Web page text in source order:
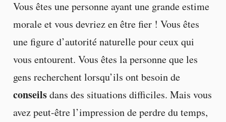
Vous êtes une personne ayant une grande estime
morale et vous devriez en être fier ! Vous êtes
une figure d’autorité naturelle pour ceux qui
vous entourent. Vous êtes la personne que les
gens recherchent lorsqu’ils ont besoin de
conseilsdans des situations difficiles. Mais vous
avez peut-être l’impression de perdre du temps,